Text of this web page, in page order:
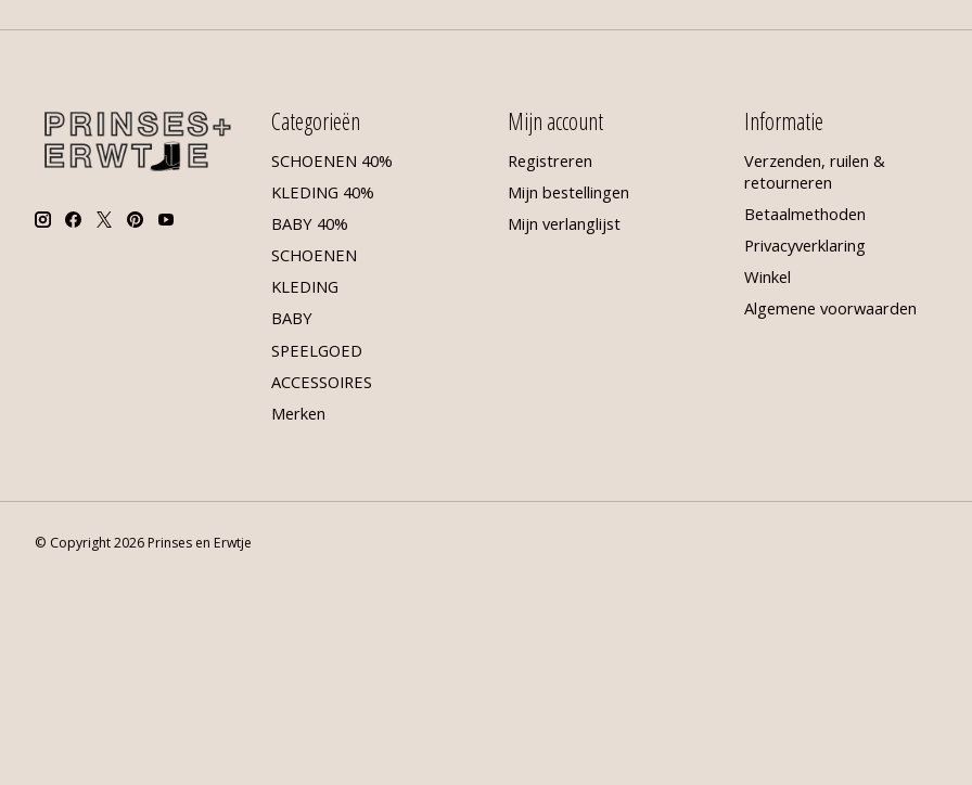
Categorieën
SCHOENEN 40%
KLEDING 40%
BABY 40%
SCHOENEN
KLEDING
BABY
SPEELGOED
ACCESSOIRES
Merken
Mijn account
Registreren
Mijn bestellingen
Mijn verlanglijst
Informatie
Verzenden, ruilen &
retourneren
Betaalmethoden
Privacyverklaring
Winkel
Algemene voorwaarden
© Copyright 2026 Prinses en Erwtje